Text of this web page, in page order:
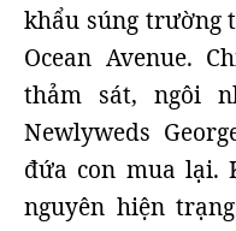
khẩu súng trường
Ocean Avenue.
thảm sát, ngôi
Newlyweds
đứa con mua lại.
nguyên hiện